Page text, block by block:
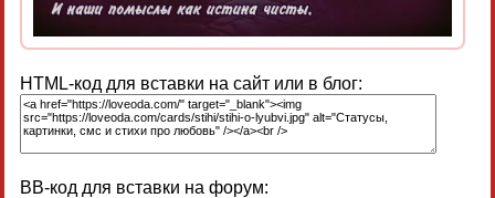
HTML-код для вставки на сайт или в блог:
BB-код для вставки на форум: